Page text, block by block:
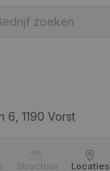
6, 1190 Vorst
Structuur Locaties